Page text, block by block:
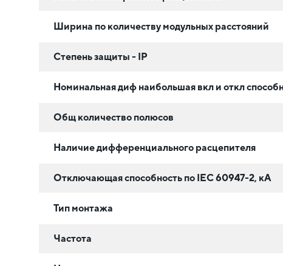
Ширина по количеству модульных расстояний
Степень защиты - IP
Номинальная диф наибольшая вкл и откл
Общ количество полюсов
Наличие дифференциального расцепителя
Отключающая способность по IEC 60947-2, кА
Тип монтажа
Частота